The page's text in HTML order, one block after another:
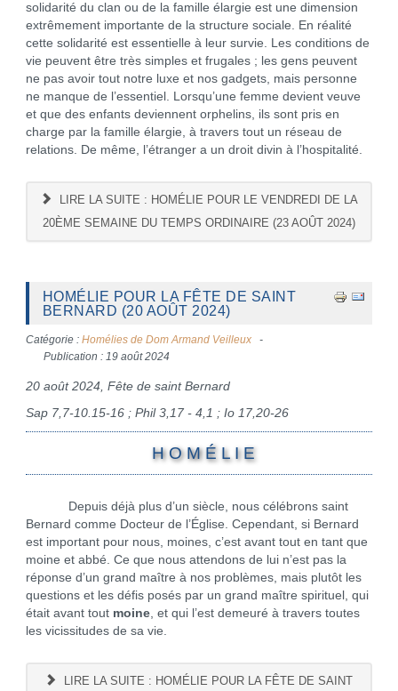
solidarité du clan ou de la famille élargie est une dimension
extrêmement importante de la structure sociale. En réalité
cette solidarité est essentielle à leur survie. Les conditions de
vie peuvent être très simples et frugales ; les gens peuvent
ne pas avoir tout notre luxe et nos gadgets, mais personne
ne manque de l’essentiel. Lorsqu’une femme devient veuve
et que des enfants deviennent orphelins, ils sont pris en
charge par la famille élargie, à travers tout un réseau de
relations. De même, l’étranger a un droit divin à l’hospitalité.
LIRE LA SUITE : HOMÉLIE POUR LE VENDREDI DE LA
20ÈME SEMAINE DU TEMPS ORDINAIRE (23 AOÛT 2024)
HOMÉLIE POUR LA FÊTE DE SAINT
BERNARD (20 AOÛT 2024)
Catégorie : Homélies de Dom Armand Veilleux
Publication : 19 août 2024
20 août 2024, Fête de saint Bernard
Sap 7,7-10.15-16 ; Phil 3,17 - 4,1 ; Io 17,20-26
H O M É L I E
Depuis déjà plus d’un siècle, nous célébrons saint
Bernard comme Docteur de l’Église. Cependant, si Bernard
est important pour nous, moines, c’est avant tout en tant que
moine et abbé. Ce que nous attendons de lui n’est pas la
réponse d’un grand maître à nos problèmes, mais plutôt les
questions et les défis posés par un grand maître spirituel, qui
était avant tout moine, et qui l’est demeuré à travers toutes
les vicissitudes de sa vie.
LIRE LA SUITE : HOMÉLIE POUR LA FÊTE DE SAINT